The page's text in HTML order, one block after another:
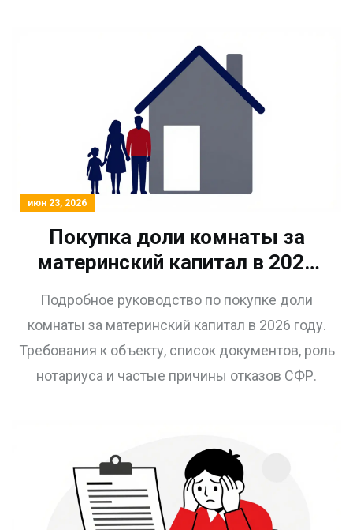
июн 23, 2026
Покупка доли комнаты за
материнский капитал в 2026
году: пошаговая инструкция и
требования
Подробное руководство по покупке доли
комнаты за материнский капитал в 2026 году.
Требования к объекту, список документов, роль
нотариуса и частые причины отказов СФР.